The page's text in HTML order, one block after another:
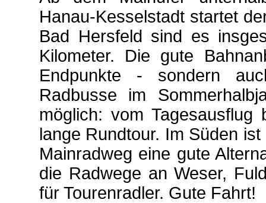
Hanau-Kesselstadt startet
Bad Hersfeld sind es
Kilometer. Die gute
Endpunkte - sondern
Radbusse im
möglich: vom
lange Rundtour. Im Süden
Mainradweg eine gute
die Radwege an Weser,
für Tourenradler. Gute Fahrt!